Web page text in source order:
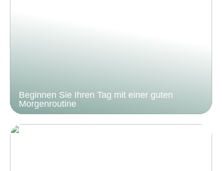
Beginnen Sie Ihren Tag mit einer guten
Morgenroutine